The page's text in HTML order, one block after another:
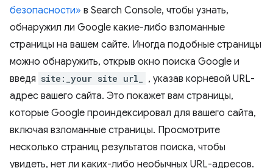
безопасности» в Search Console, чтобы узнать,
обнаружил ли Google какие-либо взломанные
страницы на вашем сайте. Иногда подобные страницы
можно обнаружить, открыв окно поиска Google и
введя site:_your site url_
, указав корневой URL-
адрес вашего сайта. Это покажет вам страницы,
которые Google проиндексировал для вашего сайта,
включая взломанные страницы. Просмотрите
несколько страниц результатов поиска, чтобы
увидеть, нет ли каких-либо необычных URL-адресов.